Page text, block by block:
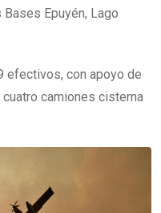
Epuyén, Lago
efectivos, con apoyo de
camiones cisterna